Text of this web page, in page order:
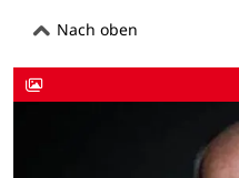
Nach oben